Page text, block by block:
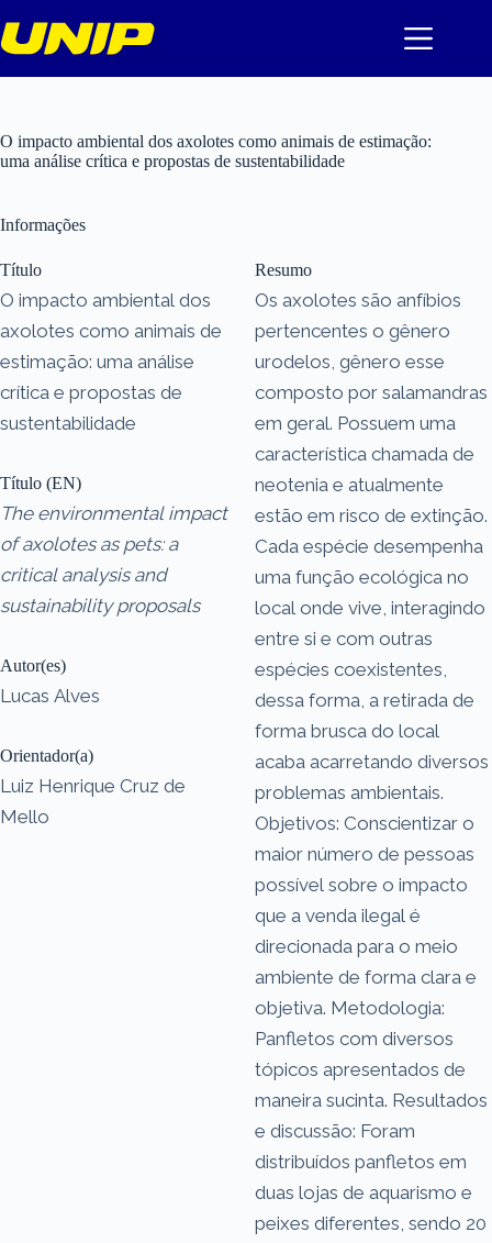
para
o
O impacto ambiental dos axolotes como animais de estimação:
uma análise crítica e propostas de sustentabilidade
Informações
Título
O impacto ambiental dos
axolotes como animais de
estimação: uma análise
crítica e propostas de
sustentabilidade
Título (EN)
The environmental impact
of axolotes as pets: a
critical analysis and
sustainability proposals
Autor(es)
Lucas Alves
Orientador(a)
Luiz Henrique Cruz de
Mello
Resumo
Os axolotes são anfíbios
pertencentes o gênero
urodelos, gênero esse
composto por salamandras
em geral. Possuem uma
característica chamada de
neotenia e atualmente
estão em risco de extinção.
Cada espécie desempenha
uma função ecológica no
local onde vive, interagindo
entre si e com outras
espécies coexistentes,
dessa forma, a retirada de
forma brusca do local
acaba acarretando diversos
problemas ambientais.
Objetivos: Conscientizar o
maior número de pessoas
possível sobre o impacto
que a venda ilegal é
direcionada para o meio
ambiente de forma clara e
objetiva. Metodologia:
Panfletos com diversos
tópicos apresentados de
maneira sucinta. Resultados
e discussão: Foram
distribuídos panfletos em
duas lojas de aquarismo e
peixes diferentes, sendo 20